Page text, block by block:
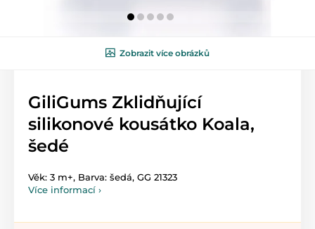
Zobrazit více obrázků
GiliGums Zklidňující
silikonové kousátko Koala,
šedé
Věk: 3 m+, Barva: šedá, GG 21323
Více informací ›